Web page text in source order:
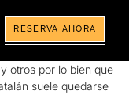
RESERVA AHORA
otros por lo bien que
suele quedarse